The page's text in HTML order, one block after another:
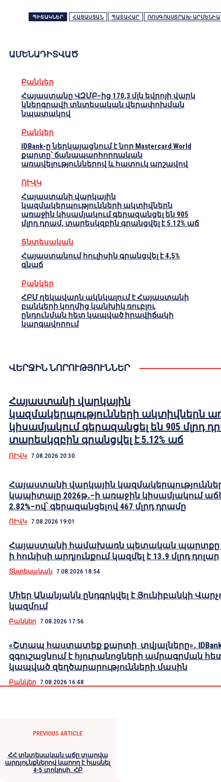
ՊԻՏԱԿՆԵՐ ՀԱՅԱՍՏԱՆ ՊԱՏԱՀԱՐ ՌՈՍԳՈՍՍՏՐԱԽ-ԱՐՄԵՆԻԱ
ԱՄԵՆԱԴԻՏՎԱԾ
Բանկեր
Հայաստանը ՎԶՄԲ–ից 170,3 մլն եվրոյի վարկ
կներգրավի տնտեսական վերափոխման
նպատակով
Բանկեր
IDBank-ը ներկայացնում է նոր Mastercard World
քարտը՝ ճանապարհորդական
առավելություններով և հատուկ արշավով
ՈՒՎԿ
Հայաստանի վարկային
կազմակերպությունների ակտիվներն
առաջին կիսամյակում գերազանցել են 905
մլրդ դրամ, տարեսկզբին գրանցվել է 5.12% աճ
Տնտեսական
Հայաստանում հուլիսին գրանցվել է 4,5%
գնաճ
Բանկեր
ՀԲՄ ղեկավարն ակնկալում է Հայաստանի
բանկերի կողմից կանխիկ ռուբլու
ընդունման հետ կապված իրավիճակի
կարգավորում
ՎԵՐՋԻՆ ՆՈՐՈՒԹՅՈՒՆՆԵՐ
Հայաստանի վարկային
կազմակերպությունների ակտիվներն
կիսամյակում գերազանցել են 905 մլրդ
տարեսկզբին գրանցվել է 5.12% աճ
ՈՒՎԿ 7.08.2026 20:30
Հայաստանի վարկային
կապիտալը 2026թ․–ի առաջին կիսամյակում
2.82%–ով՝ գերազանցելով 467 մլրդ դրամը
ՈՒՎԿ 7.08.2026 19:01
Հայաստանի համախառն պետական պարտքը
ի հունիսի արդյունքում կազմել է 13․9 մլրդ դոլար
Տնտեսական 7.08.2026 18:54
Մհեր Անանյանն ընդգրկվել է Յունիբանկի
կազմում
Բանկեր 7.08.2026 17:56
«Շտապ հաստատեք քարտի տվյալները»․
զգուշացնում է հյուրանոցների ամրագրման
կապված զեղծարարությունների մասին
Բանկեր 7.08.2026 16:48
PREVIOUS ARTICLE
ՀՀ տնտեսական աճը տարվա
արդյունքներով կարող է հասնել
4-5 տոկոսի. ՀԲ